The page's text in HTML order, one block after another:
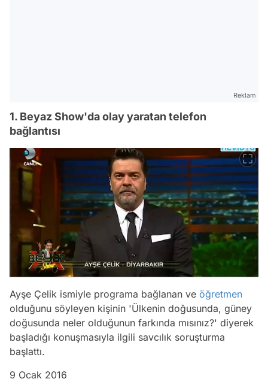
Reklam
1. Beyaz Show'da olay yaratan telefon
bağlantısı
Ayşe Çelik ismiyle programa bağlanan ve öğretmen
olduğunu söyleyen kişinin 'Ülkenin doğusunda, güney
doğusunda neler olduğunun farkında mısınız?' diyerek
başladığı konuşmasıyla ilgili savcılık soruşturma
başlattı.
9 Ocak 2016